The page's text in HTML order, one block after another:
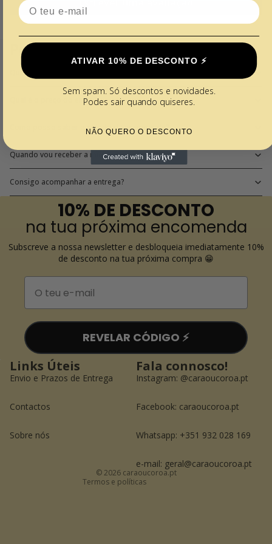
Escrever uma avaliação
Perguntas Frequentes
Quais os métodos de pagamento disponíveis?
Qual é o preço do envio?
Como posso saber o estado da encomenda?
Quando vou receber a minha encomenda?
Consigo acompanhar a entrega?
10% DE DESCONTO
na tua próxima encomenda
Subscreve a nossa newsletter e desbloqueia imediatamente 10%
de desconto na tua próxima compra 😁
REVELAR CÓDIGO ⚡️
Links Úteis
Envio e Prazos de Entrega
Contactos
Sobre nós
Fala connosco!
Instagram: @caraoucoroa.pt
Facebook: caraoucoroa.pt
Whatsapp: +351 932 028 169
e-mail: geral@caraoucoroa.pt
© 2026 caraoucoroa.pt
Termos e políticas
Política de reembolso
Email
ATIVAR 10% DE DESCONTO ⚡️
Sem spam. Só descontos e novidades.
Podes sair quando quiseres.
NÃO QUERO O DESCONTO